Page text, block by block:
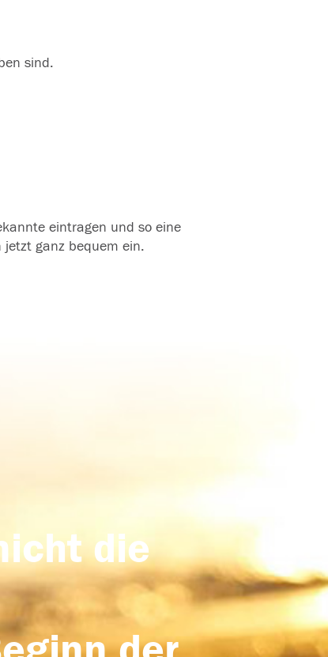
sind.
eintragen und so eine
ganz bequem ein.
die